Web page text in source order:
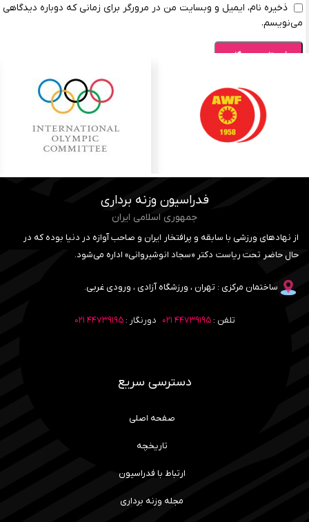
ذخیره نام، ایمیل و وبسایت من در مرورگر برای زمانی که دوباره دیدگاهی
می‌نویسم.
فدراسیون وزنه برداری
جمهوری اسلامی ایران
از نهادهای ورزشی با سابقه و پرافتخار ایران و صاحب آوازه در دنیا بوده که در
حال حاضر تحت ریاست دکتر «سجاد انوشیروانی» اداره می‌شود.
ساختمان مرکزی : تهران ، ورزشگاه آزادی ، ورودی غربی.
تلفن :۴۴۷۳۹۱۹۵ ۰۲۱ دورنگار :۴۴۷۳۹۱۹۵ ۰۲۱
دسترسی سریع
صفحه اصلی
تاریخچه
ارتباط با فدراسیون
مجله وزنه برداری